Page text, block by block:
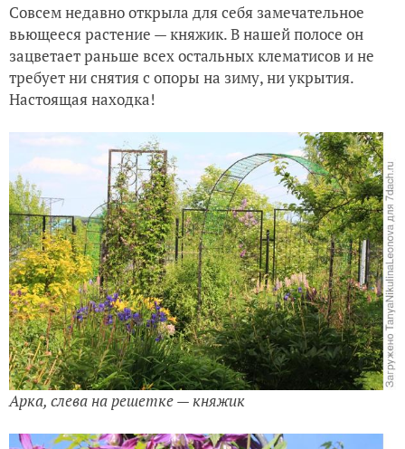
Совсем недавно открыла для себя замечательное
вьющееся растение — княжик. В нашей полосе он
зацветает раньше всех остальных клематисов и не
требует ни снятия с опоры на зиму, ни укрытия.
Настоящая находка!
Арка, слева на решетке — княжик